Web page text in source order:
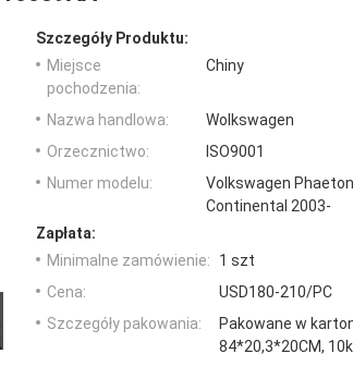
Szczegóły Produktu:
Miejsce
pochodzenia:
Chiny
Nazwa handlowa:
Wolkswagen
Orzecznictwo:
ISO9001
Numer modelu:
Volkswagen
Continental 2003-
Zapłata:
Minimalne zamówienie:
1 szt
Cena:
USD180-210/PC
Szczegóły pakowania:
Pakowane w
84*20,3*20CM,